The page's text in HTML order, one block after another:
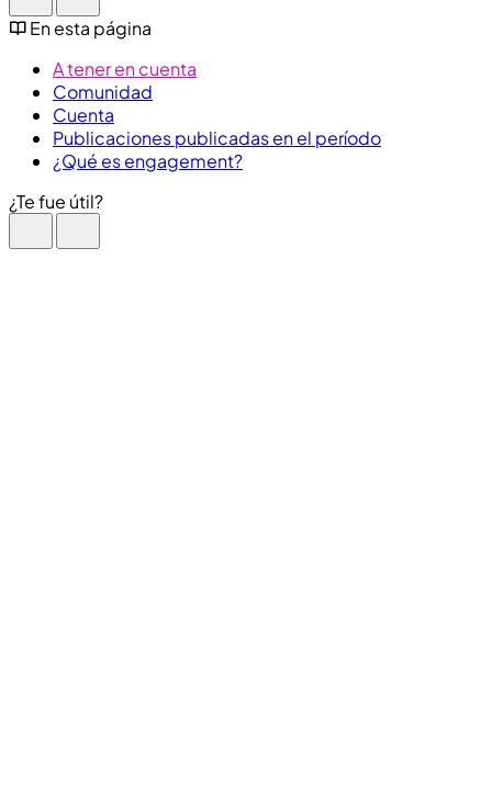
En esta página
A tener en cuenta
Comunidad
Cuenta
Publicaciones publicadas en el período
¿Qué es engagement?
¿Te fue útil?